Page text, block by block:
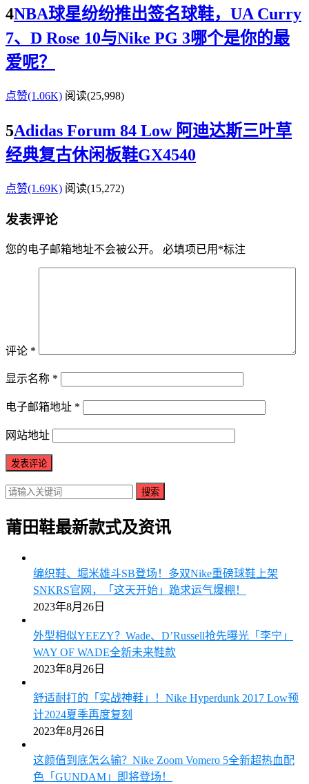
4NBA球星纷纷推出签名球鞋，UA Curry
7、D Rose 10与Nike PG 3哪个是你的最
爱呢？
点赞(1.06K) 阅读(25,998)
5Adidas Forum 84 Low 阿迪达斯三叶草
经典复古休闲板鞋GX4540
点赞(1.69K) 阅读(15,272)
发表评论
您的电子邮箱地址不会被公开。 必填项已用 *标注
评论 *
显示名称 *
电子邮箱地址 *
网站地址
搜索
莆田鞋最新款式及资讯
编织鞋、堀米雄斗SB登场！多双Nike重磅球鞋上架
SNKRS官网，「这天开始」跪求运气爆棚！
2023年8月26日
外型相似YEEZY？Wade、D’Russell抢先曝光「李宁」
WAY OF WADE全新未来鞋款
2023年8月26日
舒适耐打的「实战神鞋」！Nike Hyperdunk 2017 Low预
计2024夏季再度复刻
2023年8月26日
这颜值到底怎么输？Nike Zoom Vomero 5全新超热血配
色「GUNDAM」即将登场！